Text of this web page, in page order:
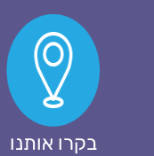
בקרו אותנו